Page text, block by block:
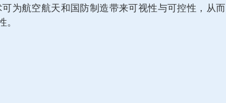
为航空航天和国防制造带来可视性与可控性，从而